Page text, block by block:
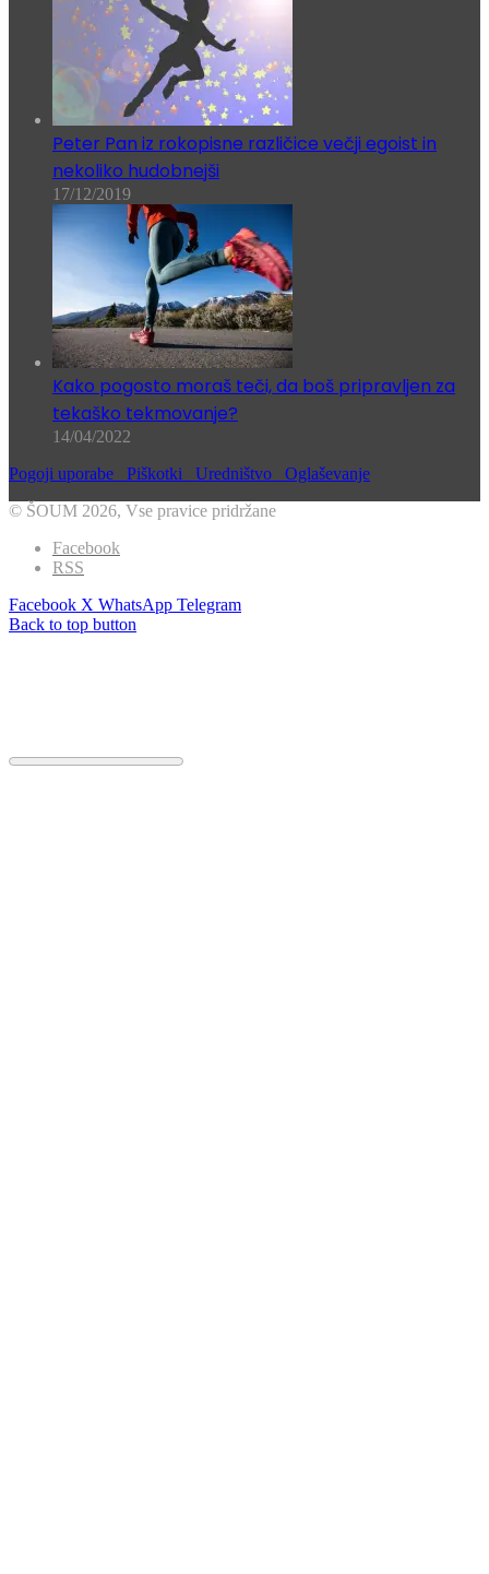
Peter Pan iz rokopisne različice večji egoist in
nekoliko hudobnejši
17/12/2019
Kako pogosto moraš teči, da boš pripravljen za
tekaško tekmovanje?
14/04/2022
Pogoji uporabe Piškotki Uredništvo Oglaševanje
© ŠOUM 2026, Vse pravice pridržane
Facebook
RSS
Facebook X WhatsApp Telegram
Back to top button